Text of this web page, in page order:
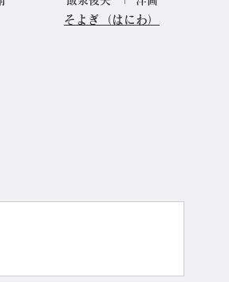
そよぎ（はにわ）